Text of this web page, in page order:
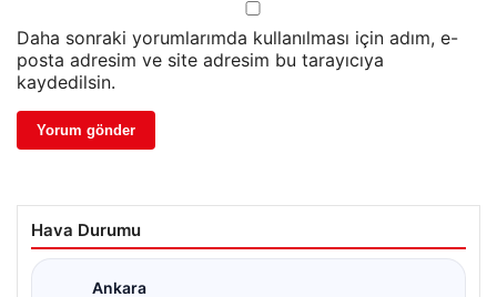
Daha sonraki yorumlarımda kullanılması için adım, e-
posta adresim ve site adresim bu tarayıcıya
kaydedilsin.
Hava Durumu
Ankara